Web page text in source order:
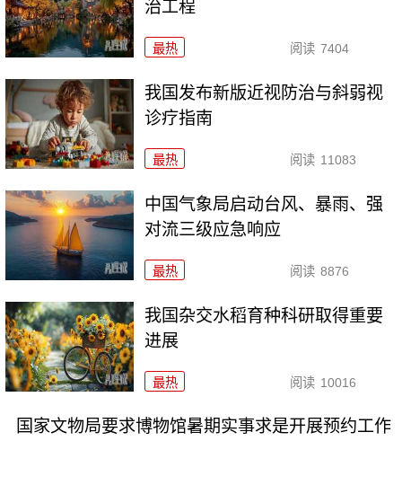
治工程
最热 阅读 7404
我国发布新版近视防治与斜弱视
诊疗指南
最热 阅读 11083
中国气象局启动台风、暴雨、强
对流三级应急响应
最热 阅读 8876
我国杂交水稻育种科研取得重要
进展
最热 阅读 10016
国家文物局要求博物馆暑期实事求是开展预约工作